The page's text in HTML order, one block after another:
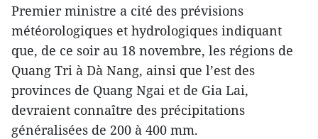
Premier ministre a cité des prévisions
météorologiques et hydrologiques indiquant
que, de ce soir au 18 novembre, les régions de
Quang Tri à Dà Nang, ainsi que l’est des
provinces de Quang Ngai et de Gia Lai,
devraient connaître des précipitations
généralisées de 200 à 400 mm.